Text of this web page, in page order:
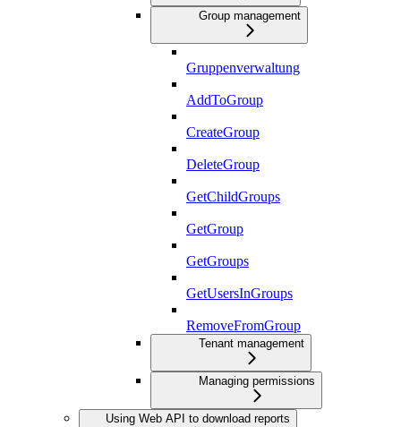
Group management
Gruppenverwaltung
AddToGroup
CreateGroup
DeleteGroup
GetChildGroups
GetGroup
GetGroups
GetUsersInGroups
RemoveFromGroup
Tenant management
Managing permissions
Using Web API to download reports